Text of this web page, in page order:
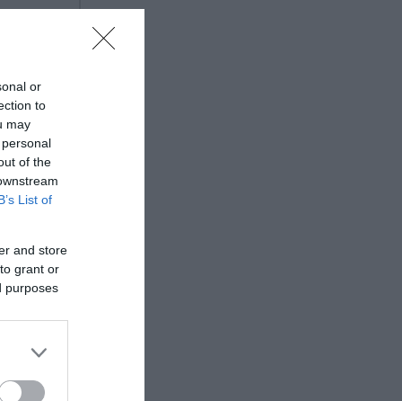
or
to
may
of the
List of
and store
grant or
purposes